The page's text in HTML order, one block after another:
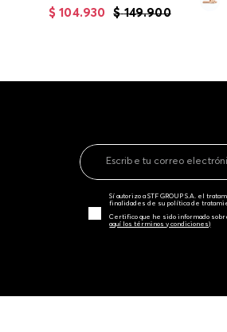
$ 149.900
$ 104.930
Sí autorizo a STF GROUP S.A. el
finalidades de su política de
Certifico que he sido informado
aquí los términos y condiciones)